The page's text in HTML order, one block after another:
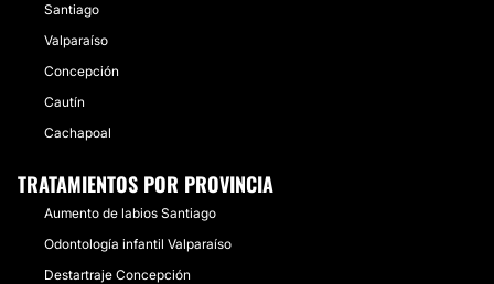
Santiago
Valparaíso
Concepción
Cautín
Cachapoal
TRATAMIENTOS POR PROVINCIA
Aumento de labios Santiago
Odontología infantil Valparaíso
Destartraje Concepción